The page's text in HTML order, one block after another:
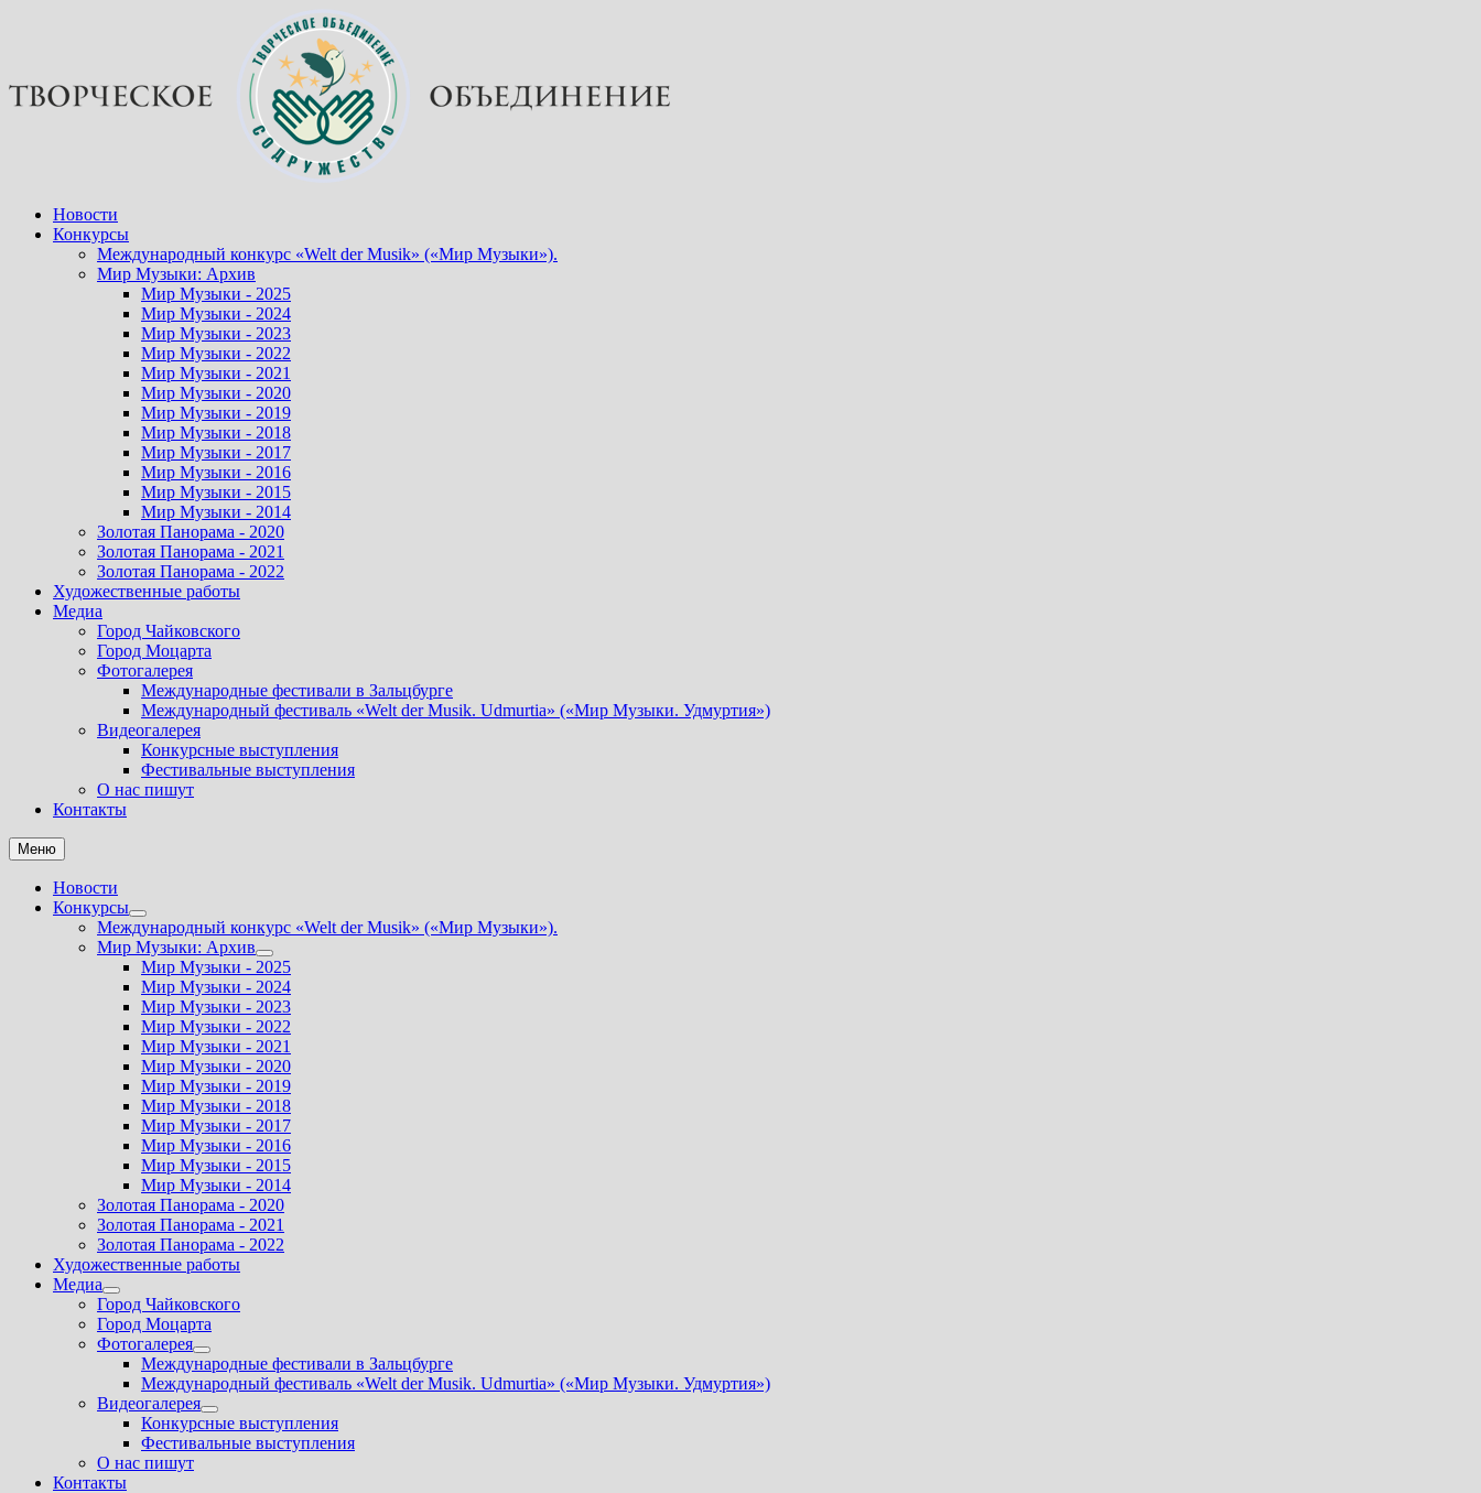
Новости
Конкурсы
Международный конкурс «Welt der Musik» («Мир Музыки»).
Мир Музыки: Архив
Мир Музыки - 2025
Мир Музыки - 2024
Мир Музыки - 2023
Мир Музыки - 2022
Мир Музыки - 2021
Мир Музыки - 2020
Мир Музыки - 2019
Мир Музыки - 2018
Мир Музыки - 2017
Мир Музыки - 2016
Мир Музыки - 2015
Мир Музыки - 2014
Золотая Панорама - 2020
Золотая Панорама - 2021
Золотая Панорама - 2022
Художественные работы
Медиа
Город Чайковского
Город Моцарта
Фотогалерея
Международные фестивали в Зальцбурге
Международный фестиваль «Welt der Musik. Udmurtia» («Мир Музыки. Удмуртия»)
Видеогалерея
Конкурсные выступления
Фестивальные выступления
О нас пишут
Контакты
Меню
Новости
Конкурсы
Показать
подменю
Международный конкурс «Welt der Musik» («Мир Музыки»).
Мир Музыки: Архив
Показать
подменю
Мир Музыки - 2025
Мир Музыки - 2024
Мир Музыки - 2023
Мир Музыки - 2022
Мир Музыки - 2021
Мир Музыки - 2020
Мир Музыки - 2019
Мир Музыки - 2018
Мир Музыки - 2017
Мир Музыки - 2016
Мир Музыки - 2015
Мир Музыки - 2014
Золотая Панорама - 2020
Золотая Панорама - 2021
Золотая Панорама - 2022
Художественные работы
Медиа
Показать
подменю
Город Чайковского
Город Моцарта
Фотогалерея
Показать
подменю
Международные фестивали в Зальцбурге
Международный фестиваль «Welt der Musik. Udmurtia» («Мир Музыки. Удмуртия»)
Видеогалерея
Показать
подменю
Конкурсные выступления
Фестивальные выступления
О нас пишут
Контакты